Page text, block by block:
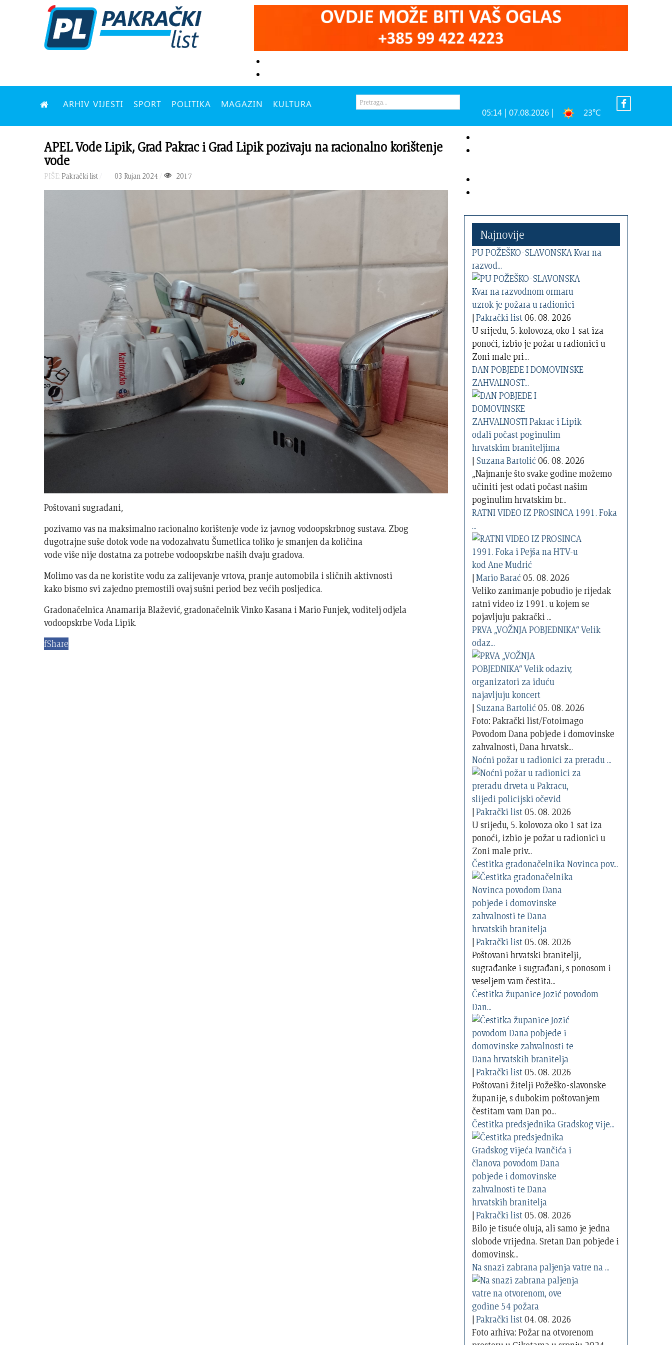
ARHIV VIJESTI SPORT POLITIKA MAGAZIN KULTURA
05:14 | 07.08.2026 | 23°C
APEL Vode Lipik, Grad Pakrac i Grad Lipik pozivaju na racionalno korištenje
vode
PIŠE: Pakrački list 03 Rujan 2024 2017
Poštovani sugrađani,
pozivamo vas na maksimalno racionalno korištenje vode iz javnog vodoopskrbnog sustava. Zbog
dugotrajne suše dotok vode na vodozahvatu Šumetlica toliko je smanjen da količina
vode više nije dostatna za potrebe vodoopskrbe naših dvaju gradova.
Molimo vas da ne koristite vodu za zalijevanje vrtova, pranje automobila i sličnih aktivnosti
kako bismo svi zajedno premostili ovaj sušni period bez većih posljedica.
Gradonačelnica Anamarija Blažević, gradonačelnik Vinko Kasana i Mario Funjek, voditelj odjela
vodoopskrbe Voda Lipik.
fShare
Najnovije
PU POŽEŠKO-SLAVONSKA Kvar na
razvod...
|Pakrački list06. 08. 2026
U srijedu, 5. kolovoza, oko 1 sat iza
ponoći, izbio je požar u radionici u
Zoni male pri...
DAN POBJEDE I DOMOVINSKE
ZAHVALNOST...
| Suzana Bartolić 06. 08. 2026
„Najmanje što svake godine možemo
učiniti jest odati počast našim
poginulim hrvatskim br...
RATNI VIDEO IZ PROSINCA 1991. Foka
...
|Mario Barać 05. 08. 2026
Veliko zanimanje pobudio je rijedak
ratni video iz 1991. u kojem se
pojavljuju pakrački ...
PRVA „VOŽNJA POBJEDNIKA“ Velik
odaz...
| Suzana Bartolić 05. 08. 2026
Foto: Pakrački list/Fotoimago
Povodom Dana pobjede i domovinske
zahvalnosti, Dana hrvatsk...
Noćni požar u radionici za preradu ...
|Pakrački list05. 08. 2026
U srijedu, 5. kolovoza oko 1 sat iza
ponoći, izbio je požar u radionici u
Zoni male priv...
Čestitka gradonačelnika Novinca pov...
|Pakrački list05. 08. 2026
Poštovani hrvatski branitelji,
sugrađanke i sugrađani, s ponosom i
veseljem vam čestita...
Čestitka županice Jozić povodom
Dan...
|Pakrački list05. 08. 2026
Poštovani žitelji Požeško-slavonske
županije, s dubokim poštovanjem
čestitam vam Dan po...
Čestitka predsjednika Gradskog vije...
|Pakrački list05. 08. 2026
Bilo je tisuće oluja, ali samo je jedna
slobode vrijedna. Sretan Dan pobjede i
domovinsk...
Na snazi zabrana paljenja vatre na ...
|Pakrački list04. 08. 2026
Foto arhiva: Požar na otvorenom